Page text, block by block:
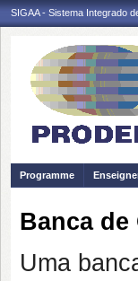
SIGAA - Sistema Integrado
Programme
Banca de
Uma